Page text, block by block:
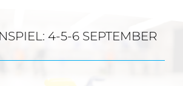
4-5-6 SEPTEMBER